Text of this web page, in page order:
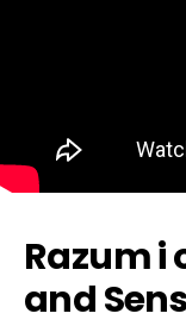
Razum i
and